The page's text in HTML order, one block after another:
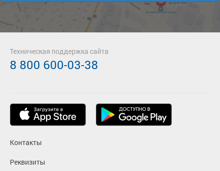
Контакты
Реквизиты
Техническая поддержка сайта
8 800 600-03-38